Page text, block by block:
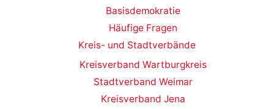
Basisdemokratie
Häufige Fragen
Kreis- und Stadtverbände
Kreisverband Wartburgkreis
Stadtverband Weimar
Kreisverband Jena